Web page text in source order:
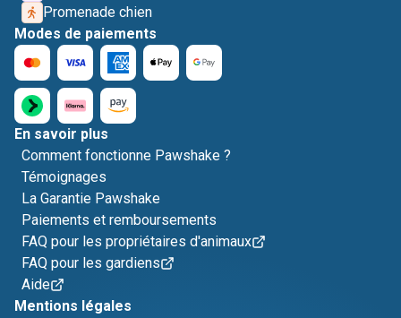
Promenade chien
Modes de paiements
En savoir plus
Comment fonctionne Pawshake ?
Témoignages
La Garantie Pawshake
Paiements et remboursements
FAQ pour les propriétaires d'animaux
FAQ pour les gardiens
Aide
Mentions légales